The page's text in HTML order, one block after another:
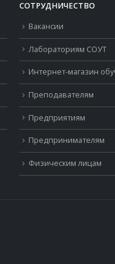
СОТРУДНИЧЕСТВО
Вакансии
Лабораториям СОУТ
Интернет-магазин
Преподавателям
Предприятиям
Предпринимателям
Физическим лицам